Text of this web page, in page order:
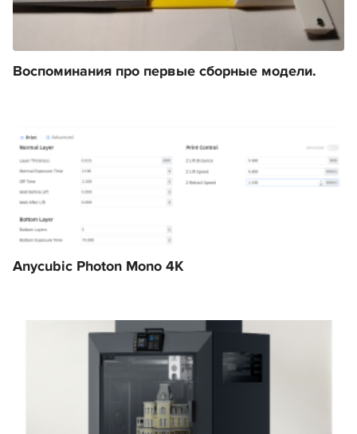
Воспоминания про первые сборные модели.
Anycubic Photon Mono 4K